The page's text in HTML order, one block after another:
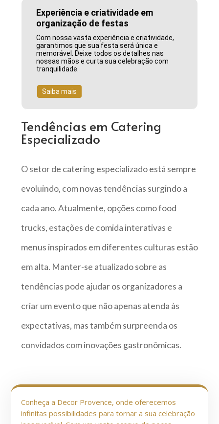
Experiência e criatividade em
organização de festas
Com nossa vasta experiência e criatividade,
garantimos que sua festa será única e
memorável. Deixe todos os detalhes nas
nossas mãos e curta sua celebração com
tranquilidade.
Saiba mais
Tendências em Catering
Especializado
O setor de catering especializado está sempre
evoluindo, com novas tendências surgindo a
cada ano. Atualmente, opções como food
trucks, estações de comida interativas e
menus inspirados em diferentes culturas estão
em alta. Manter-se atualizado sobre as
tendências pode ajudar os organizadores a
criar um evento que não apenas atenda às
expectativas, mas também surpreenda os
convidados com inovações gastronômicas.
Conheça a Decor Provence, onde oferecemos
infinitas possibilidades para tornar a sua celebração